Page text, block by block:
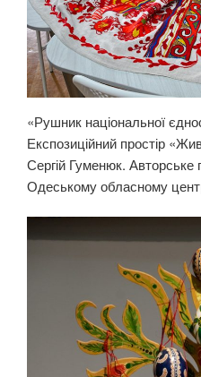
«Рушник національної
Експозиційний простір
Сергій Гуменюк.
Одеському обласному